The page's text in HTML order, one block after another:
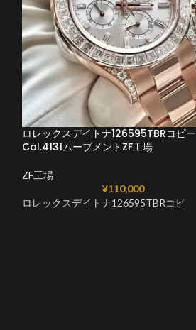
ロレックスデイトナ126595TBRコピー
Cal.4131ムーブメントZF工場
ZF工場
¥110,000
ロレックスデイトナ126595TBRコピ